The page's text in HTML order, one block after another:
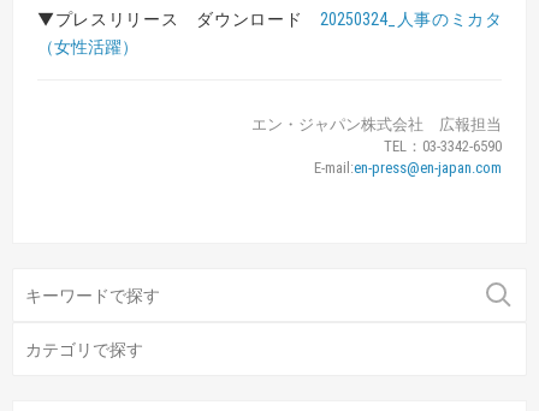
▼プレスリリース ダウンロード 20250324_人事のミカタ
（女性活躍）
エン・ジャパン株式会社 広報担当
TEL：03-3342-6590
E-mail:en-press@en-japan.com